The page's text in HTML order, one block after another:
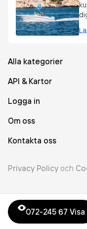
072-245 67 Visa
Alla kategorier
API & Kartor
Logga in
Om oss
Kontakta oss
Privacy Policy och